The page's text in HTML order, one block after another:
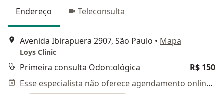
Endereço Teleconsulta
Avenida Ibirapuera 2907, São Paulo • Mapa
Loys Clinic
Primeira consulta Odontológica
R$ 150
Esse especialista não oferece agendamento online para esse endereço.